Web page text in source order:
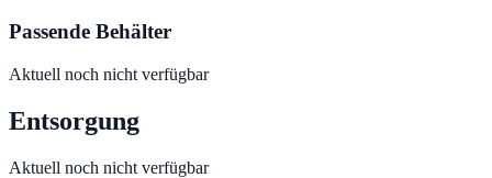
Passende Behälter
Aktuell noch nicht verfügbar
Entsorgung
Aktuell noch nicht verfügbar